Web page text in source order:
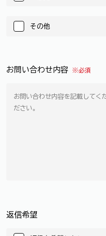
その他
お問い合わせ内容 ※必須
返信希望